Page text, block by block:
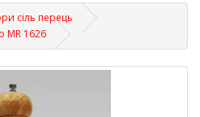
сіль перець
MR 1626